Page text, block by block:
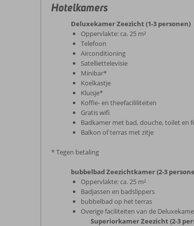
Hotelkamers
Deluxekamer Zeezicht (1-3 personen)
Oppervlakte: ca. 25 m²
Telefoon
Airconditioning
Satelliettelevisie
Minibar*
Koelkastje
Kluisje*
Koffie- en theefacililiteiten
Gratis wifi
Badkamer met bad, douche, toilet en
Balkon of terras met zitje
* Tegen betaling
bubbelbad Zeezichtkamer (2-3
Oppervlakte: ca. 25 m²
Badjassen en badslippers
bubbelbad op het terras
Overige faciliteiten van de
Superiorkamer Zeezicht (2-3